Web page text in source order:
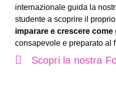
internazionale guida la
studente a scoprire il
imparare e crescere
consapevole e preparato al
Scopri la nostra